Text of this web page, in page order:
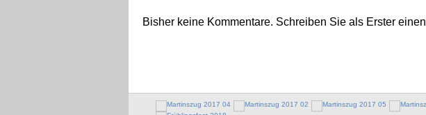
Bisher keine Kommentare. Schreiben Sie als Erster einen